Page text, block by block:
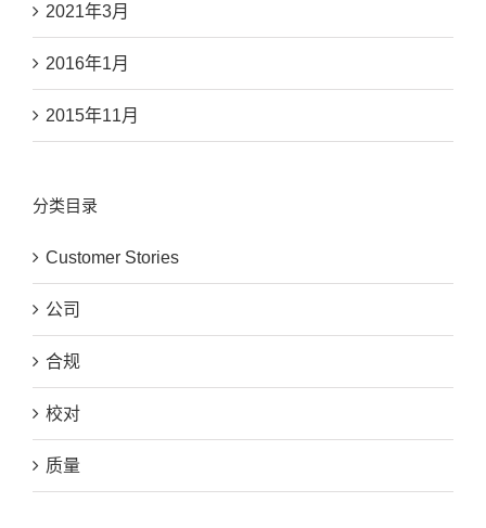
2021年3月
2016年1月
2015年11月
分类目录
Customer Stories
公司
合规
校对
质量